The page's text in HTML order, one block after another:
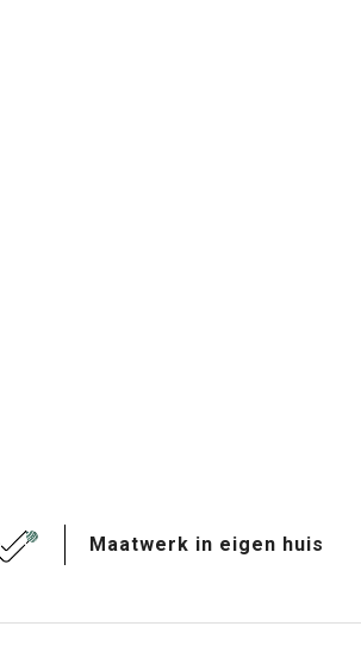
Maatwerk in eigen huis